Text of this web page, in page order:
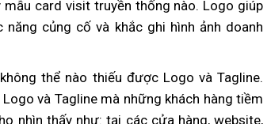
card visit truyền thống nào. Logo giúp
củng cố và khắc ghi hình ảnh doanh
thể nào thiếu được Logo và Tagline.
và Tagline mà những khách hàng tiềm
nhìn thấy như: tại các cửa hàng, website,